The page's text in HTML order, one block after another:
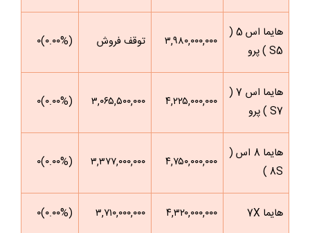
هایما اس 5 (
S5 ) پرو
۳,۹۸۰,۰۰۰,۰۰۰ توقف فروش (۰.۰۰%)۰
هایما اس 7 (
S7 ) پرو
۴,۲۲۵,۰۰۰,۰۰۰ ۳,۰۶۵,۵۰۰,۰۰۰ (۰.۰۰%)۰
هایما 8 اس (
8S )
۴,۷۵۰,۰۰۰,۰۰۰ ۳,۳۷۷,۰۰۰,۰۰۰ (۰.۰۰%)۰
هایما 7X ۴,۳۲۰,۰۰۰,۰۰۰ ۳,۷۱۰,۰۰۰,۰۰۰ (۰.۰۰%)۰